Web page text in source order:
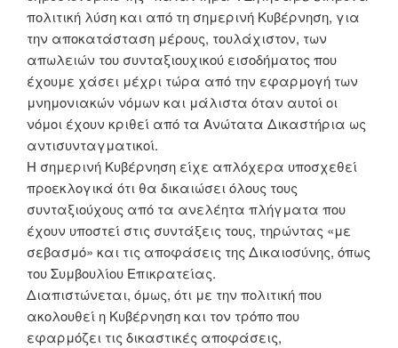
πολιτική λύση και από τη σημερινή Κυβέρνηση, για
την αποκατάσταση μέρους, τουλάχιστον, των
απωλειών του συνταξιουχικού εισοδήματος που
έχουμε χάσει μέχρι τώρα από την εφαρμογή των
μνημονιακών νόμων και μάλιστα όταν αυτοί οι
νόμοι έχουν κριθεί από τα Ανώτατα Δικαστήρια ως
αντισυνταγματικοί.
Η σημερινή Κυβέρνηση είχε απλόχερα υποσχεθεί
προεκλογικά ότι θα δικαιώσει όλους τους
συνταξιούχους από τα ανελέητα πλήγματα που
έχουν υποστεί στις συντάξεις τους, τηρώντας «με
σεβασμό» και τις αποφάσεις της Δικαιοσύνης, όπως
του Συμβουλίου Επικρατείας.
Διαπιστώνεται, όμως, ότι με την πολιτική που
ακολουθεί η Κυβέρνηση και τον τρόπο που
εφαρμόζει τις δικαστικές αποφάσεις,